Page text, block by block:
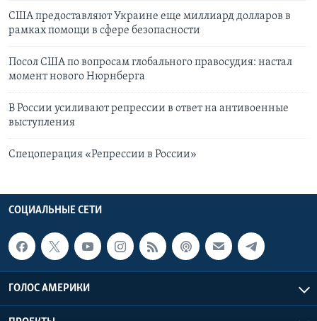
США предоставляют Украине еще миллиард долларов в
рамках помощи в сфере безопасности
Посол США по вопросам глобального правосудия: настал
момент нового Нюрнберга
В России усиливают репрессии в ответ на антивоенные
выступления
Спецоперация «Репрессии в России»
СОЦИАЛЬНЫЕ СЕТИ
ГОЛОС АМЕРИКИ